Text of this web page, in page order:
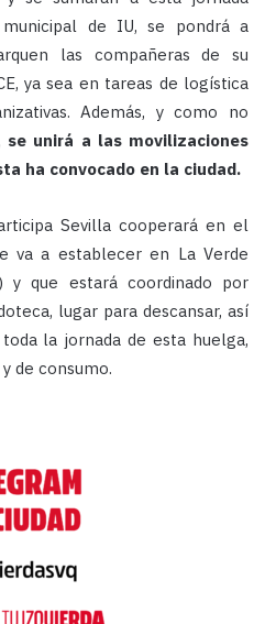
de IU, se pondrá a
las compañeras de su
ya sea en tareas de logística
Además, y como no
se unirá a las movilizaciones
ha convocado en la ciudad.
Sevilla cooperará en el
va a establecer en La Verde
y que estará coordinado por
lugar para descansar, así
la jornada de esta huelga,
de consumo.